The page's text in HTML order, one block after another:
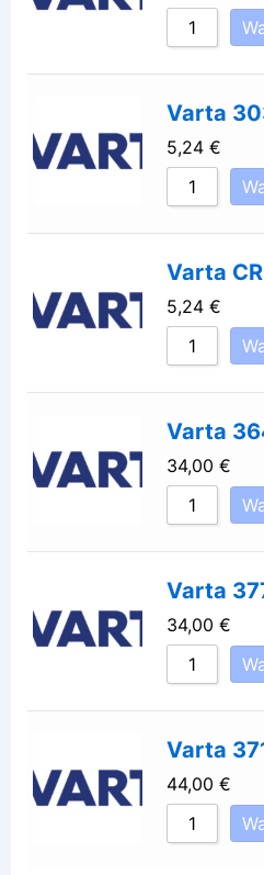
Varta
5,24 €
Varta
5,24 €
Varta
34,00 €
Varta
34,00 €
Varta
44,00 €